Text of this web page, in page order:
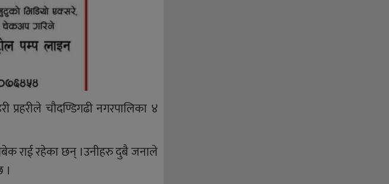
प्रहरीले चौदण्डिगढी नगरपालिका ४
राई रहेका छन् ।उनीहरु दुबै जनाले